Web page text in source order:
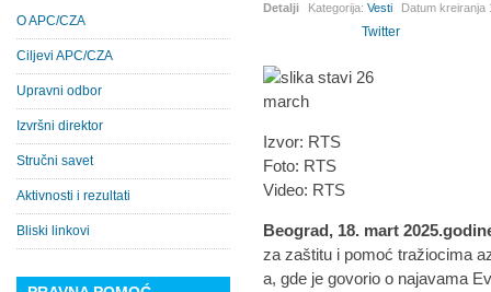
Detalji Kategorija:Vesti Datum kreiranja
Twitter
Izvor: RTS
Foto: RTS
Video: RTS
Beograd, 18. mart
za zaštitu i pomoć tražiocima
a, gde je govorio o najavama
O APC/CZA
Ciljevi APC/CZA
Upravni odbor
Izvršni direktor
Stručni savet
Aktivnosti i rezultati
Bliski linkovi